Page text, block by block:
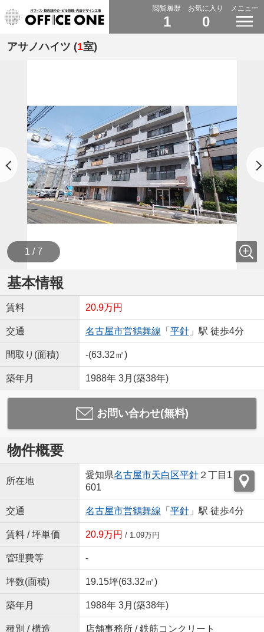
閲覧履歴
1
お気に入り
0
メニュー
アサノハイツ (1室)
1 / 7
基本情報
賃料 20.9万円
交通 名古屋市営鶴舞線 「 平針」駅 徒歩4分
間取り(面積) -(63.32㎡)
築年月 1988年 3月(築38年)
お問い合わせ(無料)
物件概要
所在地
愛知県名古屋市天白区平針２丁目1
601
交通 名古屋市営鶴舞線 「 平針」駅 徒歩4分
賃料 / 坪単価 20.9万円 / 1.09万円
管理費等 -
坪数(面積) 19.15坪(63.32㎡)
築年月 1988年 3月(築38年)
種別 / 構造 店舗事務所 / 鉄筋コンクリート